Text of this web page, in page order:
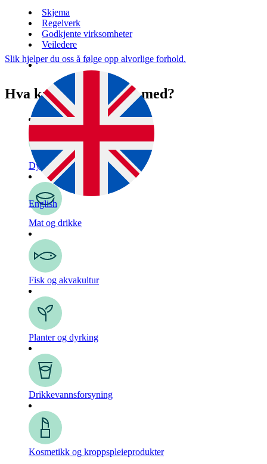
Skjema
Regelverk
Godkjente virksomheter
Veiledere
English
Slik hjelper du oss å følge opp alvorlige forhold.
Hva kan vi hjelpe deg med?
Dyr
Mat og drikke
Fisk og akvakultur
Planter og dyrking
Drikkevanns­forsyning
Kosmetikk og kroppspleie­produkter